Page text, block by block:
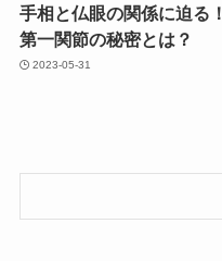
手相と仏眼の関係に迫る！
第一関節の秘密とは？
2023-05-31